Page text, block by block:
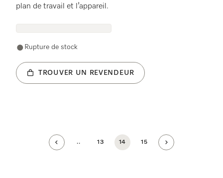
plan de travail et l’appareil.
Rupture de stock
TROUVER UN REVENDEUR
.. 13 14 15